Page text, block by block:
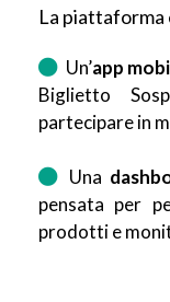
La piattaforma
Un’app
Biglietto
partecipare in
Una
pensata per
prodotti e